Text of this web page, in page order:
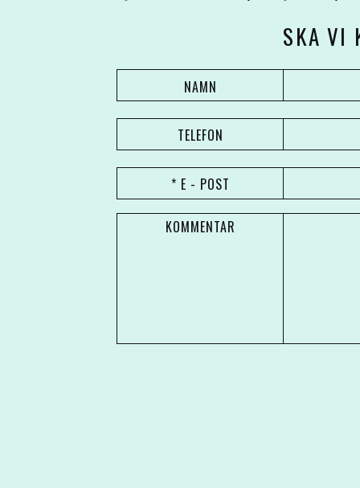
SKA VI
NAMN
TELEFON
* E - POST
KOMMENTAR